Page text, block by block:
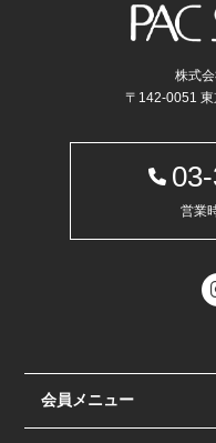
株式
〒142-0051
営業
会員メニュー